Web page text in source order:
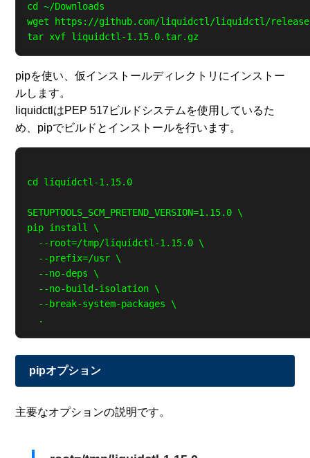
cd ~/Downloads
wget https://github.com/liquidctl/liquidctl/
pipを使い、仮インストールディレクトリにインストー
ルします。
liquidctlはPEP 517ビルドシステムを使用しているた
め、pipでビルドとインストールを行います。
cd liquidctl-1.15.0
SETUPTOOLS_SCM_PRETEND_VERSION=1.15.0 \
pip install \
  --root=/tmp/liquidctl-1.15.0 \
  --prefix=/usr \
  --no-deps \
  --no-build-isolation \
  --break-system-packages \
pipオプション
主要なオプションの説明です。